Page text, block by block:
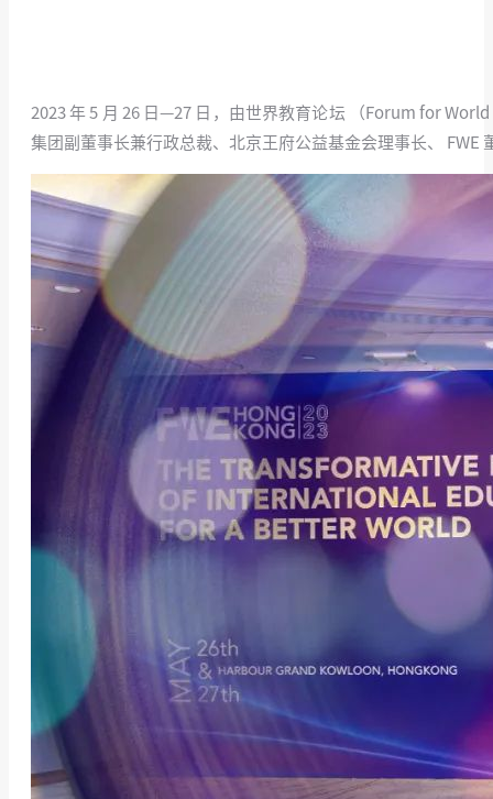
2023 年 5 月 26 日—27 日，由世界教育论坛 （Forum for
集团副董事长兼行政总裁、北京王府公益基金会理事长、 FWE